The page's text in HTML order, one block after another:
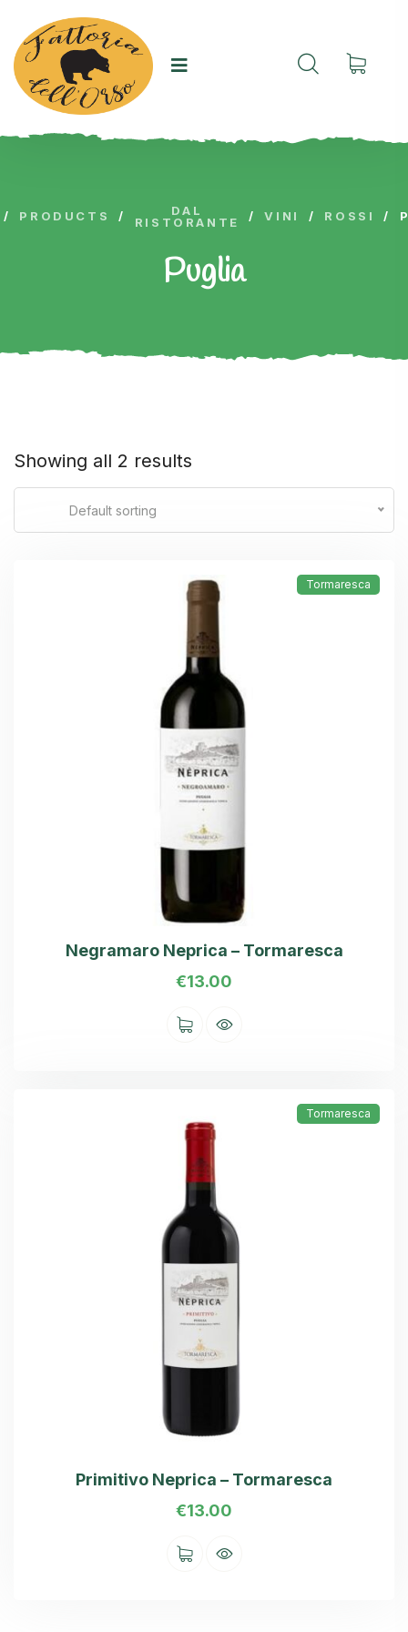
/ PRODUCTS /
DAL
RISTORANTE
/ VINI / ROSSI /
Puglia
Showing all 2 results
Default sorting
Tormaresca
Negramaro Neprica – Tormaresca
€13.00
Tormaresca
Primitivo Neprica – Tormaresca
€13.00